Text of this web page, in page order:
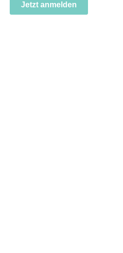
Jetzt anmelden